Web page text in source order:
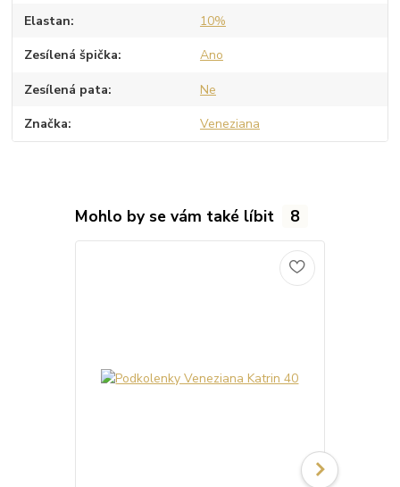
Elastan 10%
Zesílená špička Ano
Zesílená pata Ne
Značka Veneziana
Mohlo by se vám také líbit 8